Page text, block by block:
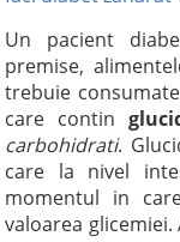
Un pacient
premise,
trebuie
care contin
carbohidrati.
care la nivel
momentul in
valoarea